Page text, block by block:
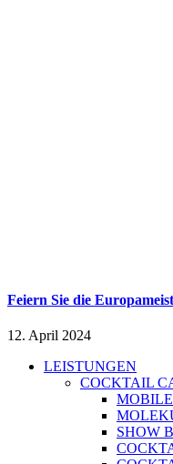
Feiern Sie die
12. April 2024
LEISTUNGEN
COCKTAIL
SHOW